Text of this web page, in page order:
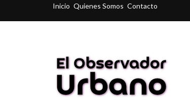
Inicio Quienes Somos Contacto